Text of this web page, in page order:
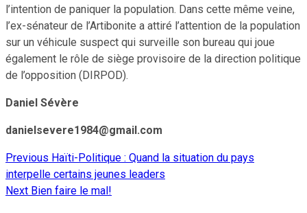
l’intention de paniquer la population. Dans cette même veine,
l’ex-sénateur de l’Artibonite a attiré l’attention de la population
sur un véhicule suspect qui surveille son bureau qui joue
également le rôle de siège provisoire de la direction politique
de l’opposition (DIRPOD).
Daniel Sévère
danielsevere1984@gmail.com
Continue
Reading
Previous Haïti-Politique : Quand la situation du pays
interpelle certains jeunes leaders
Next Bien faire le mal!